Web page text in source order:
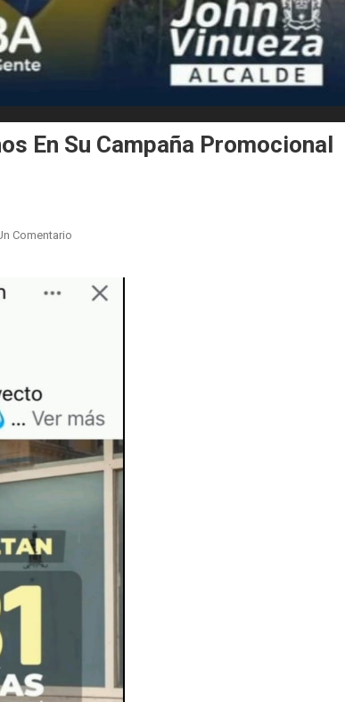
En Su Campaña Promocional
Comentario
#Riobamba
Promocional
¿delito?